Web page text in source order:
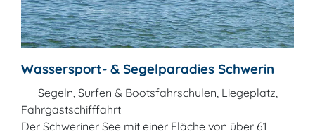
Wassersport- & Segelparadies Schwerin
Segeln, Surfen & Bootsfahrschulen, Liegeplatz,
Fahrgastschifffahrt
Der Schweriner See mit einer Fläche von über 61